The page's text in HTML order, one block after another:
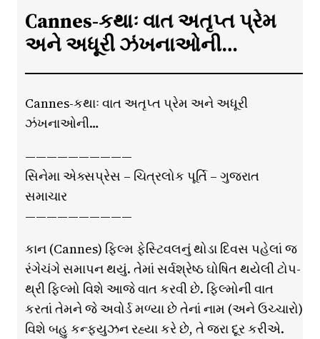
Cannes-કથાઃ વાત અતૃપ્ત પ્રેમ
અને અધૂરી ઝંખનાઓની…
Cannes-કથાઃ વાત અતૃપ્ત પ્રેમ અને અધૂરી
ઝંખનાઓની…
——————————
સિનેમા એક્સપ્રેસ – ચિત્રલોક પૂર્તિ – ગુજરાત
સમાચાર
——————————
કાન (Cannes) ફિલ્મ ફેસ્ટિવલનું થોડા દિવસ પહેલાં જ
રંગેચંગે સમાપન થયું. તેમાં સર્વશ્રેષ્ઠ ઘોષિત થયેલી ટોપ-
થ્રી ફિલ્મો વિશે આજે વાત કરવી છે. ફિલ્મોની વાત
કરતાં તેમને જે અવોર્ડ મળ્યા છે તેનાં નામ (અને ઉચ્ચારો)
વિશે બહુ કન્ફ્યુઝન રહ્યા કરે છે, તે જરા દૂર કરીએ.